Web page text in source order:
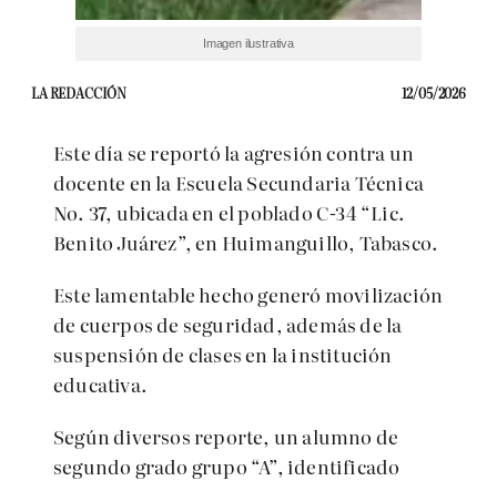
Imagen ilustrativa
LA REDACCIÓN 12/05/2026
Este día se reportó la agresión contra un
docente en la Escuela Secundaria Técnica
No. 37, ubicada en el poblado C-34 “Lic.
Benito Juárez”, en Huimanguillo, Tabasco.
Este lamentable hecho generó movilización
de cuerpos de seguridad, además de la
suspensión de clases en la institución
educativa.
Según diversos reporte, un alumno de
segundo grado grupo “A”, identificado